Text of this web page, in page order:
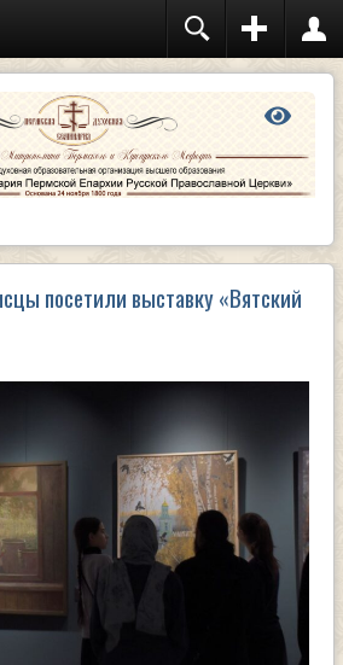
посетили выставку «Вятский